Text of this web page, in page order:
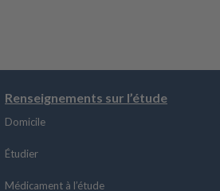
Renseignements sur l’étude
Domicile
Étudier
Médicament à l’étude